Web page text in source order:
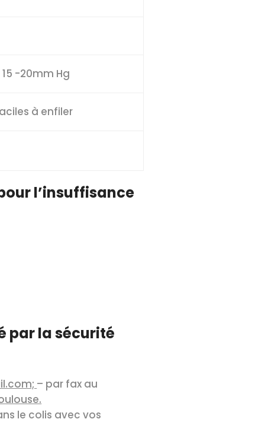
-20mm Hg
à enfiler
l’insuffisance
par la sécurité
– par fax au
le colis avec vos